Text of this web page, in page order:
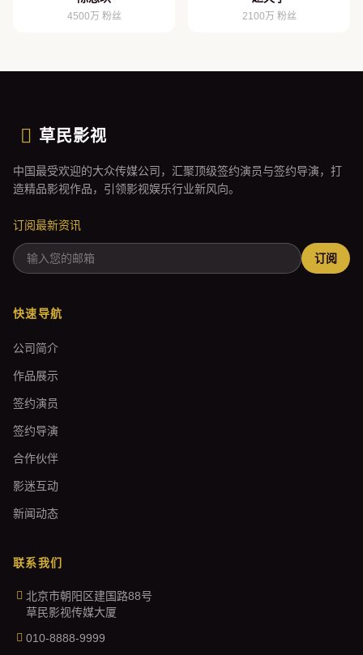
4500万 粉丝 2100万 粉丝
草民影视
中国最受欢迎的大众传媒公司，汇聚顶级签约演员与签约导演，打
造精品影视作品，引领影视娱乐行业新风向。
订阅最新资讯
订阅
快速导航
公司简介
作品展示
签约演员
签约导演
合作伙伴
影迷互动
新闻动态
联系我们
北京市朝阳区建国路88号
草民影视传媒大厦
010-8888-9999